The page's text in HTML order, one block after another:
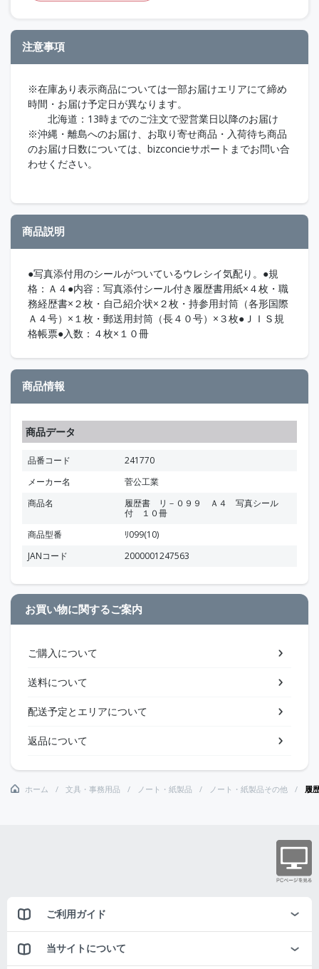
注意事項
※在庫あり表示商品については一部お届けエリアにて締め
時間・お届け予定日が異なります。
北海道：13時までのご注文で翌営業日以降のお届け
※沖縄・離島へのお届け、お取り寄せ商品・入荷待ち商品
のお届け日数については、bizconcieサポートまでお問い合
わせください。
商品説明
●写真添付用のシールがついているウレシイ気配り。●規
格：Ａ４●内容：写真添付シール付き履歴書用紙×４枚・職
務経歴書×２枚・自己紹介状×２枚・持参用封筒（各形国際
Ａ４号）×１枚・郵送用封筒（長４０号）×３枚●ＪＩＳ規
格帳票●入数：４枚×１０冊
商品情報
商品データ
品番コード
241770
メーカー名
菅公工業
商品名
履歴書 リ－０９９ Ａ４ 写真シール
付 １０冊
商品型番
ﾘ099(10)
JANコード
2000001247563
お買い物に関するご案内
ご購入について
送料について
配送予定とエリアについて
返品について
ホーム 文具・事務用品 ノート・紙製品 ノート・紙製品その他 履
ご利用ガイド
当サイトについて